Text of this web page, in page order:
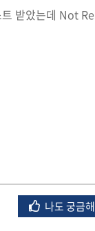
받았는데 Not
나도 궁금